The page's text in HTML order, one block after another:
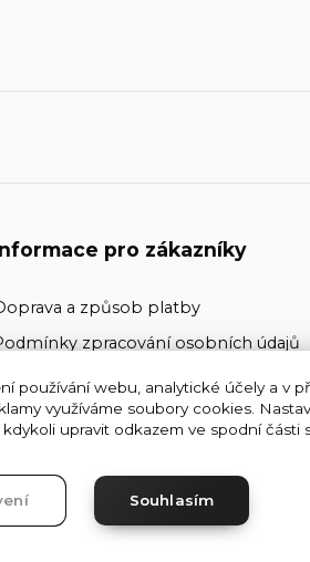
pro zákazníky
a způsob platby
zpracování osobních údajů
podmínky
používání webu, analytické účely a v
využíváme soubory cookies.
upravit odkazem ve spodní části
Souhlasím